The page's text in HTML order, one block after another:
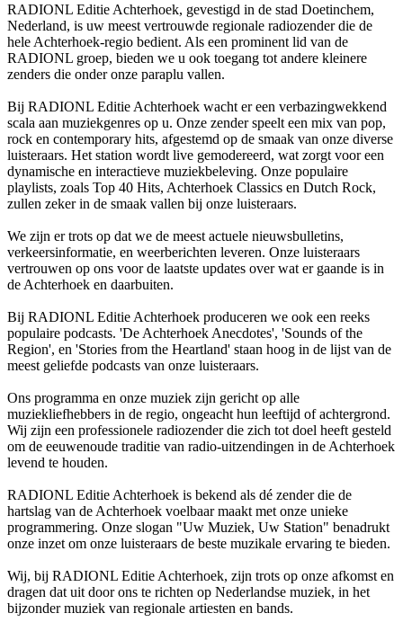
RADIONL Editie Achterhoek, gevestigd in de stad Doetinchem,
Nederland, is uw meest vertrouwde regionale radiozender die de
hele Achterhoek-regio bedient. Als een prominent lid van de
RADIONL groep, bieden we u ook toegang tot andere kleinere
zenders die onder onze paraplu vallen.
Bij RADIONL Editie Achterhoek wacht er een verbazingwekkend
scala aan muziekgenres op u. Onze zender speelt een mix van pop,
rock en contemporary hits, afgestemd op de smaak van onze diverse
luisteraars. Het station wordt live gemodereerd, wat zorgt voor een
dynamische en interactieve muziekbeleving. Onze populaire
playlists, zoals Top 40 Hits, Achterhoek Classics en Dutch Rock,
zullen zeker in de smaak vallen bij onze luisteraars.
We zijn er trots op dat we de meest actuele nieuwsbulletins,
verkeersinformatie, en weerberichten leveren. Onze luisteraars
vertrouwen op ons voor de laatste updates over wat er gaande is in
de Achterhoek en daarbuiten.
Bij RADIONL Editie Achterhoek produceren we ook een reeks
populaire podcasts. 'De Achterhoek Anecdotes', 'Sounds of the
Region', en 'Stories from the Heartland' staan hoog in de lijst van de
meest geliefde podcasts van onze luisteraars.
Ons programma en onze muziek zijn gericht op alle
muziekliefhebbers in de regio, ongeacht hun leeftijd of achtergrond.
Wij zijn een professionele radiozender die zich tot doel heeft gesteld
om de eeuwenoude traditie van radio-uitzendingen in de Achterhoek
levend te houden.
RADIONL Editie Achterhoek is bekend als dé zender die de
hartslag van de Achterhoek voelbaar maakt met onze unieke
programmering. Onze slogan "Uw Muziek, Uw Station" benadrukt
onze inzet om onze luisteraars de beste muzikale ervaring te bieden.
Wij, bij RADIONL Editie Achterhoek, zijn trots op onze afkomst en
dragen dat uit door ons te richten op Nederlandse muziek, in het
bijzonder muziek van regionale artiesten en bands.